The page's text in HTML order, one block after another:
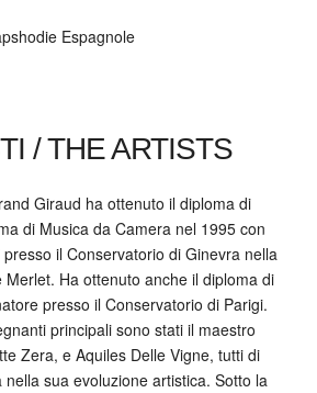
Espagnole
/ THE ARTISTS
Giraud ha ottenuto il diploma di
di Musica da Camera nel 1995 con
presso il Conservatorio di Ginevra nella
Merlet. Ha ottenuto anche il diploma di
presso il Conservatorio di Parigi.
principali sono stati il maestro
Zera, e Aquiles Delle Vigne, tutti di
sua evoluzione artistica. Sotto la